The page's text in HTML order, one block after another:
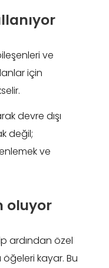
ve
için
devre dışı
değil;
ve
oluyor
ardından özel
kayar. Bu